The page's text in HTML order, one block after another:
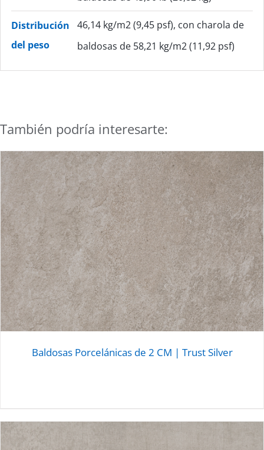
Distribución
del peso
46,14 kg/m2 (9,45 psf), con charola de
baldosas de 58,21 kg/m2 (11,92 psf)
También podría interesarte:
Baldosas Porcelánicas de 2 CM | Trust Silver